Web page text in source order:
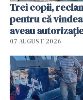
Trei copii,
pentru că
aveau
07 AUGUST 2026